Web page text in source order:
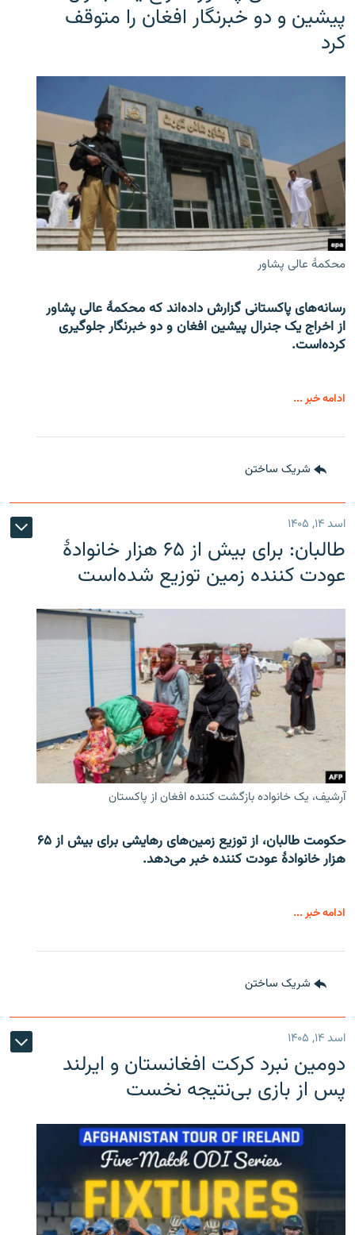
پیشین و دو خبرنگار افغان را متوقف
کرد
محکمۀ عالی پشاور
رسانه‌های پاکستانی گزارش داده‌اند که محکمۀ عالی پشاور
از اخراج یک جنرال پیشین افغان و دو خبرنگار جلوگیری
کرده‌است.
ادامه خبر ...
شریک ساختن
اسد ۱۴, ۱۴۰۵
طالبان: برای بیش از ۶۵ هزار خانوادۀ
عودت کننده زمین توزیع شده‌است
آرشیف، یک خانواده بازگشت کننده افغان از پاکستان
حکومت طالبان، از توزیع زمین‌های رهایشی برای بیش از ۶۵
هزار خانوادۀ عودت کننده خبر می‌دهد.
ادامه خبر ...
شریک ساختن
اسد ۱۴, ۱۴۰۵
دومین نبرد کرکت افغانستان و ایرلند
پس از بازی بی‌نتیجه نخست